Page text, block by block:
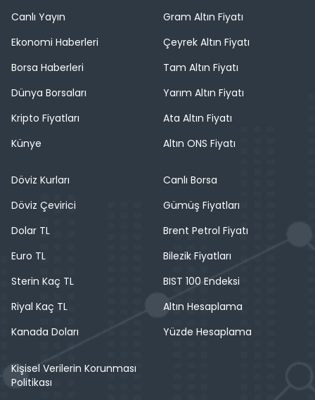
Canlı Yayın
Ekonomi Haberleri
Borsa Haberleri
Dünya Borsaları
Kripto Fiyatları
Künye
Gram Altın Fiyatı
Çeyrek Altın Fiyatı
Tam Altın Fiyatı
Yarım Altın Fiyatı
Ata Altın Fiyatı
Altın ONS Fiyatı
Döviz Kurları
Döviz Çevirici
Dolar TL
Euro TL
Sterin Kaç TL
Riyal Kaç TL
Kanada Doları
Canlı Borsa
Gümüş Fiyatları
Brent Petrol Fiyatı
Bilezik Fiyatları
BIST 100 Endeksi
Altın Hesaplama
Yüzde Hesaplama
Kişisel Verilerin Korunması
Politikası